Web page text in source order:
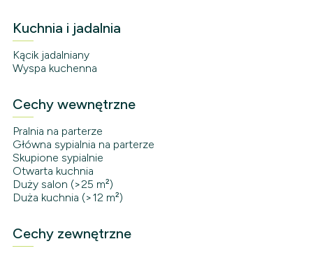
Kuchnia i jadalnia
Kącik jadalniany
Wyspa kuchenna
Cechy wewnętrzne
Pralnia na parterze
Główna sypialnia na parterze
Skupione sypialnie
Otwarta kuchnia
Duży salon (>25 m²)
Duża kuchnia (>12 m²)
Cechy zewnętrzne